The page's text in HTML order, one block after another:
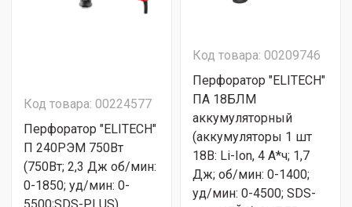
Код товара: 00224577
Перфоратор "ELITECH"
П 240РЭМ 750Вт
(750Вт; 2,3 Дж об/мин:
0-1850; уд/мин: 0-
Код товара: 00209746
Перфоратор "ELITECH"
ПА 18БЛМ
аккумуляторный
(аккумуляторы 1 шт
18В: Li-Ion, 4 А*ч; 1,7
Дж; об/мин: 0-1400;
уд/мин: 0-4500; SDS-